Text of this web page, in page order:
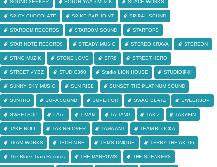
SOUND SEEKER SOUTH YAAD MUZIK SPACE WORKS
SPICY CHOCOLATE SPIKE BAR JOINT SPIRAL SOUND
STARDOM RECORDS STARDOM SOUND STARFORS
STAR NOTE RECORDS STEADY MUSIC STEREO CRAVA STEREON
STING MUZIK STONE LOVE STR8 STREET HERO
STREET VYBZ STUDIO360 Studio LION HOUSE STUDIO東和
SUNNY SKY MUSIC SUN RISE SUNSET THE PLATINUM SOUND
SUNTRO SUPA SOUND SUPERIOR SWAG BEATZ SWEERSOP
SWEETSOP t-Ace T-MAN TAITANG TAK-Z TAKAFIN
TAKE-ROLL TAKING OVER TAMA ANT TEAM BLOCKA
TEAM WORKS TECH NINE TEN'S UNIQUE TERRY THE AKI-06
The Bluez Train Records THE MARROWS THE SPEAKERS